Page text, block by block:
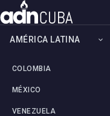
AMÉRICA LATINA
COLOMBIA
MÉXICO
VENEZUELA